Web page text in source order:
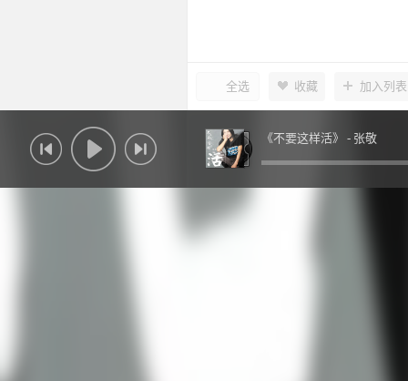
全选 收藏 加入列表
《不要这样活》 - 张敬